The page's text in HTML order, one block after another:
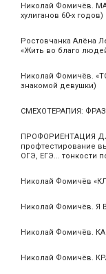
Николай Фомичёв.
хулиганов 60-х годов)
Ростовчанка Алёна
«Жить во благо
Николай Фомичёв.
знакомой девушки)
СМЕХОТЕРАПИЯ:
ПРОФОРИЕНТАЦИЯ
профтестирование
ОГЭ, ЕГЭ... тонкости
Николай Фомичёв
Николай Фомичёв. Я
Николай Фомичёв.
Николай Фомичёв.